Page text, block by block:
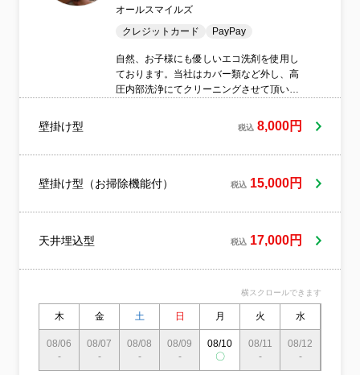
オールスマイルズ
クレジットカード
PayPay
自然、お子様にも優しいエコ洗剤を使用し
ております。当社はカバー類など外し、高
圧内部洗浄にてクリーニングさせて頂いて
せません。見えないところにもカビは繁殖
しております。年に一度はエアコンクリー
盟店！
壁掛け型 税込 8,000円
壁掛け型（お掃除機能付） 税込 15,000円
天井埋込型 税込 17,000円
横スクロールできます
木 金 土 日 月 火 水
08/06
-
08/07
-
08/08
-
08/09
-
08/10
〇
08/11
-
08/12
-